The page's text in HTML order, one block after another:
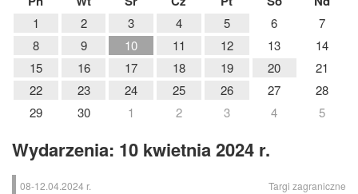
1 2 3 4 5 6
7
8
9 10 11 12 13
14
15
16 17 18 19 20
21
22
23 24 25 26 27
28
29
30 1 2 3 4 5
Wydarzenia: 10 kwietnia 2024 r.
08-12.04.2024 r. Targi zagraniczne